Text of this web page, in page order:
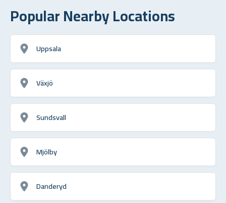
Popular Nearby Locations
Uppsala
Växjö
Sundsvall
Mjölby
Danderyd